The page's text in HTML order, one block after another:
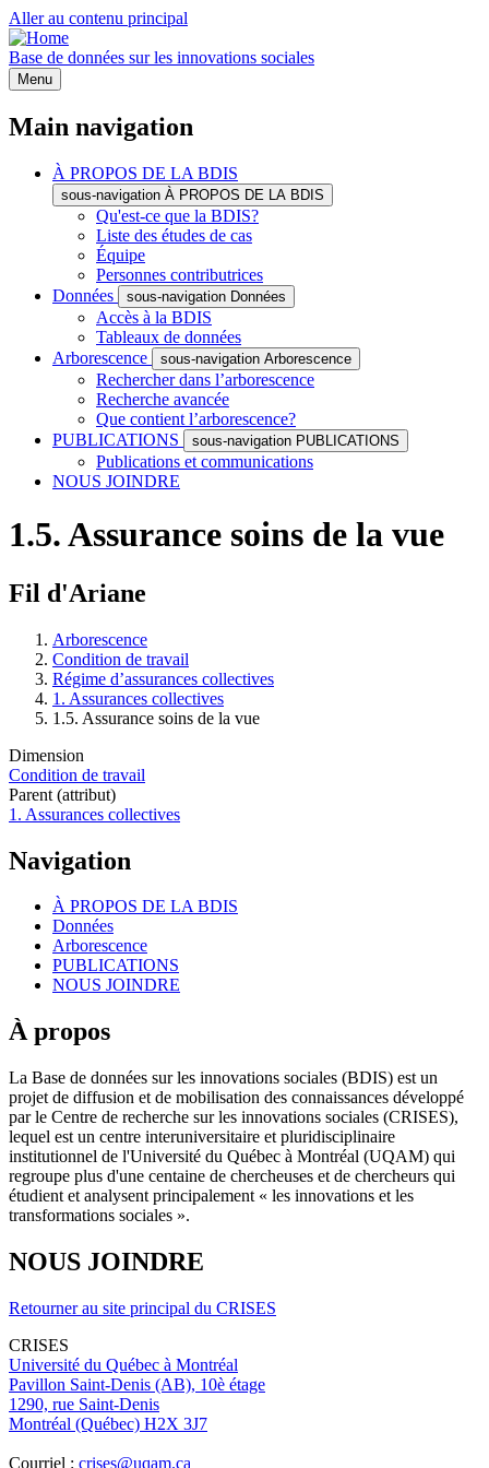
Aller au contenu principal
Base de données sur les innovations sociales
Menu
Main navigation
À PROPOS DE LA BDIS
sous-navigation À PROPOS DE LA BDIS
Qu'est-ce que la BDIS?
Liste des études de cas
Équipe
Personnes contributrices
Données
sous-navigation Données
Accès à la BDIS
Tableaux de données
Arborescence
sous-navigation Arborescence
Rechercher dans l’arborescence
Recherche avancée
Que contient l’arborescence?
PUBLICATIONS
sous-navigation PUBLICATIONS
Publications et communications
NOUS JOINDRE
1.5. Assurance soins de la vue
Fil d'Ariane
Arborescence
Condition de travail
Régime d’assurances collectives
1. Assurances collectives
1.5. Assurance soins de la vue
Dimension
Condition de travail
Parent (attribut)
1. Assurances collectives
Navigation
À PROPOS DE LA BDIS
Données
Arborescence
PUBLICATIONS
NOUS JOINDRE
À propos
La Base de données sur les innovations sociales (BDIS) est un
projet de diffusion et de mobilisation des connaissances développé
par le Centre de recherche sur les innovations sociales (CRISES),
lequel est un centre interuniversitaire et pluridisciplinaire
institutionnel de l'Université du Québec à Montréal (UQAM) qui
regroupe plus d'une centaine de chercheuses et de chercheurs qui
étudient et analysent principalement « les innovations et les
transformations sociales ».
NOUS JOINDRE
Retourner au site principal du CRISES
CRISES
Université du Québec à Montréal
Pavillon Saint-Denis (AB), 10è étage
1290, rue Saint-Denis
Montréal (Québec) H2X 3J7
Courriel : crises@uqam.ca